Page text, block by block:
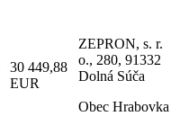
30 449,88
EUR
ZEPRON, s. r.
o., 280, 91332
Dolná Súča
Obec Hrabovka